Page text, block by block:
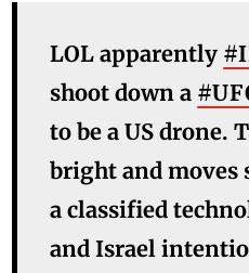
LOL apparently
shoot down a
to be a US drone.
bright and moves
a classified
and Israel